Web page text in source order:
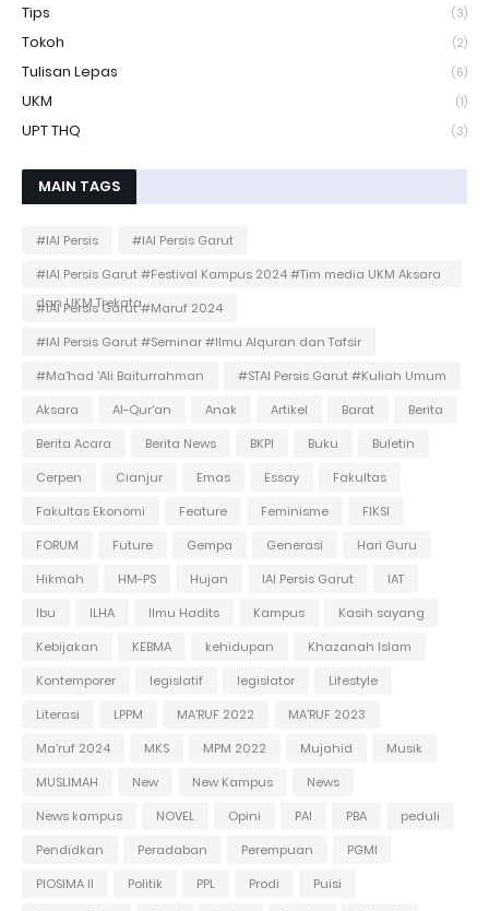
Tips (3)
Tokoh (2)
Tulisan Lepas (6)
UKM (1)
UPT THQ (3)
MAIN TAGS
#IAI Persis
#IAI Persis Garut
#IAI Persis Garut #Festival Kampus 2024 #Tim media UKM Aksara
dan UKM Trekata
#IAI Persis Garut #Maruf 2024
#IAI Persis Garut #Seminar #Ilmu Alquran dan Tafsir
#Ma'had 'Ali Baiturrahman
#STAI Persis Garut #Kuliah Umum
Aksara
Al-Qur'an Anak Artikel Barat
Berita
Berita Acara
Berita News BKPI Buku
Buletin
Cerpen
Cianjur Emas Essay
Fakultas
Fakultas Ekonomi
Feature Feminisme
FIKSI
FORUM
Future Gempa Generasi
Hari Guru
Hikmah
HM-PS Hujan IAI Persis Garut
IAT
Ibu
ILHA Ilmu Hadits Kampus
Kasih sayang
Kebijakan
KEBMA kehidupan
Khazanah Islam
Kontemporer
legislatif legislator
Lifestyle
Literasi
LPPM MA'RUF 2022
MA'RUF 2023
Ma'ruf 2024
MKS MPM 2022 Mujahid
Musik
MUSLIMAH
New New Kampus
News
News kampus
NOVEL Opini PAI PBA
peduli
Pendidkan
Peradaban Perempuan
PGMI
PIOSIMA II
Politik PPL Prodi
Puisi